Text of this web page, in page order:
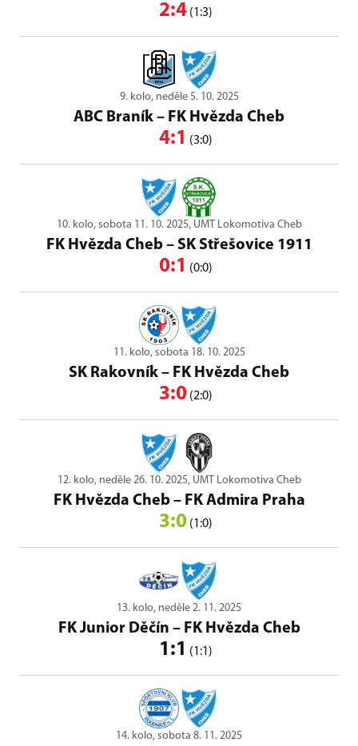
2:4 (1:3)
9. kolo, neděle 5. 10. 2025
ABC Braník – FK Hvězda Cheb
4:1 (3:0)
10. kolo, sobota 11. 10. 2025, UMT Lokomotiva Cheb
FK Hvězda Cheb– SK Střešovice 1911
0:1 (0:0)
11. kolo, sobota 18. 10. 2025
SK Rakovník – FK Hvězda Cheb
3:0 (2:0)
12. kolo, neděle 26. 10. 2025, UMT Lokomotiva Cheb
FK Hvězda Cheb– FK Admira Praha
3:0 (1:0)
13. kolo, neděle 2. 11. 2025
FK Junior Děčín – FK Hvězda Cheb
1:1 (1:1)
14. kolo, sobota 8. 11. 2025